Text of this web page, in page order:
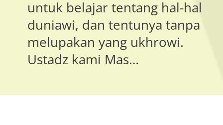
untuk belajar tentang hal-hal
duniawi, dan tentunya tanpa
melupakan yang ukhrowi.
Ustadz kami Mas…